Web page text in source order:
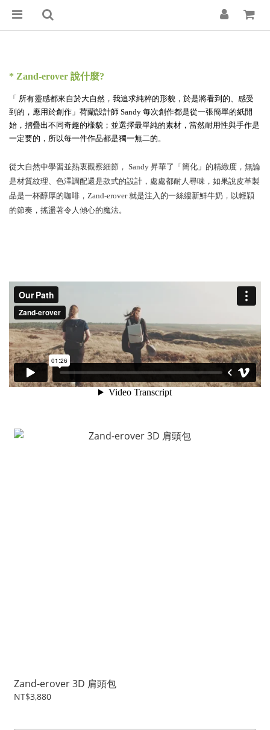
* Zand-erover 說什麼?
「 所有靈感都來自於大自然，我追求純粹的形貌，於是將看到的、感受
到的，應用於創作」荷蘭設計師 Sandy 每次創作都是從一張簡單的紙開
始，摺疊出不同奇趣的樣貌；並選擇最單純的素材，當然耐用性與手作是
一定要的，所以每一件作品都是獨一無二的 。
從大自然中學習並熱衷觀察細節， Sandy 昇華了「簡化」的精緻度，無論
是材質紋理、色澤調配還是款式的設計，處處都耐人尋味，如果說皮革製
品是一杯醇厚的咖啡，Zand-erover 就是注入的一絲縷新鮮牛奶，以輕穎
的節奏，搖盪著令人傾心的魔法。
Zand-erover 3D 肩頭包
NT$3,880